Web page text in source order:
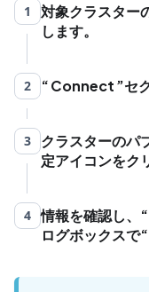
1 対象クラスター
します。
2 Connect セ
3
クラスターのパ
定アイコンをク
4 情報を確認し、
ログボックスで